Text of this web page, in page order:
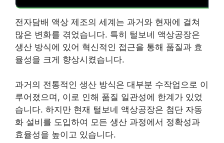
전자담배 액상 제조의 세계는 과거와 현재에 걸쳐
많은 변화를 겪었습니다. 특히 털보네 액상공장은
생산 방식에 있어 혁신적인 접근을 통해 품질과 효
율성을 크게 향상시켰습니다.
과거의 전통적인 생산 방식은 대부분 수작업으로 이
루어졌으며, 이로 인해 품질 일관성에 한계가 있었
습니다. 하지만 현재 털보네 액상공장은 첨단 자동
화 설비를 도입하여 모든 생산 과정에서 정확성과
효율성을 높이고 있습니다.